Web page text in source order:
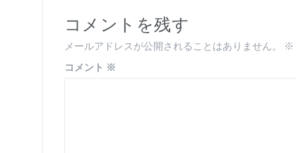
ビ
ゲ
ー
コメントを残す
メールアドレスが公開されることはありません。 ※
コメント ※